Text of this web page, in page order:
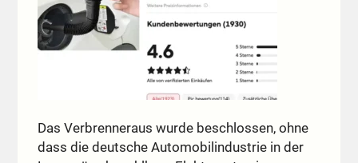
Das Verbrenneraus wurde beschlossen, ohne
dass die deutsche Automobilindustrie in der